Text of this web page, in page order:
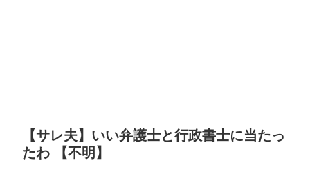
【サレ夫】いい弁護士と行政書士に当たっ
たわ 【不明】